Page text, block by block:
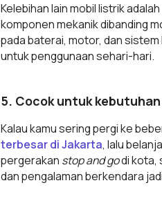
Kelebihan lain mobil listrik
komponen mekanik dibanding
pada baterai, motor, dan
untuk penggunaan sehari-hari.
5. Cocok untuk kebutuhan
Kalau kamu sering pergi ke
terbesar di Jakarta, lalu
pergerakan stop and godi kota,
dan pengalaman berkendara